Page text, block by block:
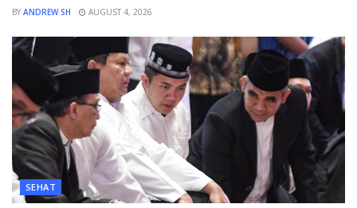
BY ANDREW SH AUGUST 4, 2026
SEHAT